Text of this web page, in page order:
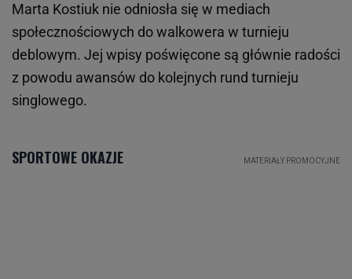
Marta Kostiuk nie odniosła się w mediach
społecznościowych do walkowera w turnieju
deblowym. Jej wpisy poświęcone są głównie radości
z powodu awansów do kolejnych rund turnieju
singlowego.